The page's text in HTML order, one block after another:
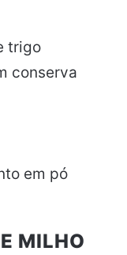
trigo
conserva
em pó
MILHO